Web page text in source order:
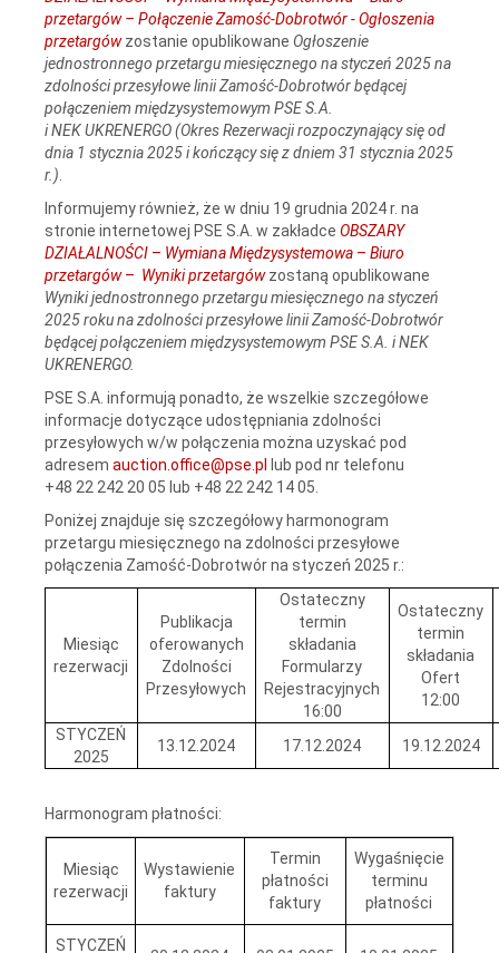
przetargów – Połączenie Zamość-Dobrotwór - Ogłoszenia
przetargówzostanie opublikowane Ogłoszenie
jednostronnego przetargu miesięcznego na styczeń 2025 na
zdolności przesyłowe linii Zamość‑Dobrotwór będącej
połączeniem międzysystemowym PSE S.A.
i NEK UKRENERGO (Okres Rezerwacji rozpoczynający się od
dnia 1 stycznia 2025 i kończący się z dniem 31 stycznia 2025
r.)
Informujemy również, że w dniu 19 grudnia 2024 r. na
stronie internetowej PSE S.A. w zakładce OBSZARY
DZIAŁALNOŚCI – Wymiana Międzysystemowa – Biuro
przetargów– Wyniki przetargówzostaną opublikowane
Wyniki jednostronnego przetargu miesięcznego na styczeń
2025 roku na zdolności przesyłowe linii Zamość‑Dobrotwór
będącej połączeniem międzysystemowym PSE S.A. i NEK
UKRENERGO.
PSE S.A. informują ponadto, że wszelkie szczegółowe
informacje dotyczące udostępniania zdolności
przesyłowych w/w połączenia można uzyskać pod
adresem auction.office@pse.pl
lub pod nr telefonu
+48 22 242 20 05 lub +48 22 242 14 05.
Poniżej znajduje się szczegółowy harmonogram
przetargu miesięcznego na zdolności przesyłowe
połączenia Zamość-Dobrotwór na styczeń 2025 r.:
Miesiąc
rezerwacji
Publikacja
oferowanych
Zdolności
Przesyłowych
Ostateczny
termin
składania
Formularzy
Rejestracyjnych
16:00
Ostateczny
termin
składania
Ofert
12:00
STYCZEŃ
2025
13.12.2024 17.12.2024 19.12.2024
Harmonogram płatności:
Miesiąc
rezerwacji
Wystawienie
faktury
Termin
płatności
faktury
Wygaśnięcie
terminu
płatności
STYCZEŃ